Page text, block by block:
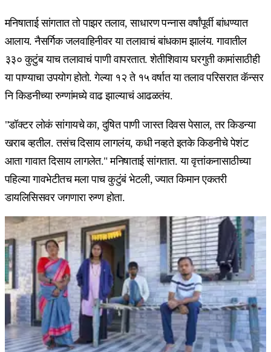
मनिषाताई सांगतात तो पाझर तलाव, साधारण पन्नास वर्षांपूर्वी बांधण्यात
आलाय. नैसर्गिक जलवाहिनीवर या तलावाचं बांधकाम झालंय. गावातील
३३० कुटुंब याच तलावाचं पाणी वापरतात. शेतीशिवाय घरगुती कामांसाठीही
या पाण्याचा उपयोग होतो. गेल्या १२ ते १५ वर्षात या तलाव परिसरात कॅन्सर
नि किडनीच्या रुग्णांमध्ये वाढ झाल्याचं आढळतंय.
"डॉक्टर लोकं सांगायचे का, दुषित पाणी जास्त दिवस पेसाल, तर किडन्या
खराब व्हतील. तसंच दिसाय लागलंय, कधी नव्हते इतके किडनीचे पेशंट
आता गावात दिसाय लागलेत." मनिषाताई सांगतात. या वृत्तांकनासाठीच्या
पहिल्या गावभेटीतच मला पाच कुटुंबं भेटली, ज्यात किमान एकतरी
डायलिसिसवर जगणारा रुग्ण होता.